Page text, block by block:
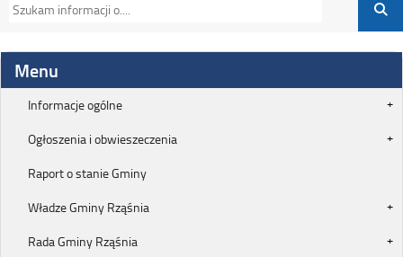
Menu
Informacje ogólne
Ogłoszenia i obwieszeczenia
Raport o stanie Gminy
Władze Gminy Rząśnia
Rada Gminy Rząśnia